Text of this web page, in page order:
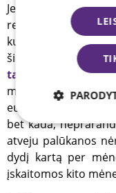
Jei gyventojo
rekomenduojama
kurios palūkanos
šiuo metu yra 2-
taupomosios
metu siekia 2,5%,
eurų. Iš
bet kada,
atveju palūkanos
dydį kartą per
įskaitomos kito
Būtinieji